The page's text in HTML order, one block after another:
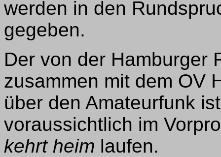
werden in den
gegeben.
Der von der Hamburger
zusammen mit dem OV
über den Amateurfunk
voraussichtlich im
kehrt heim laufen.